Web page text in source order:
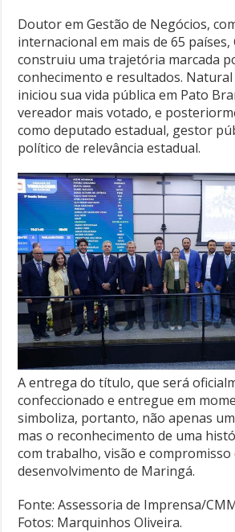
Doutor em Gestão de Negócios,
internacional em mais de 65 países,
construiu uma trajetória marcada
conhecimento e resultados.
iniciou sua vida pública em Pato
vereador mais votado, e
como deputado estadual, gestor
político de relevância estadual.
A entrega do título, que será
confeccionado e entregue em
simboliza, portanto, não apenas
mas o reconhecimento de uma
com trabalho, visão e compromisso
desenvolvimento de Maringá.
Fonte: Assessoria de Imprensa/
Fotos: Marquinhos Oliveira.